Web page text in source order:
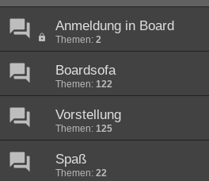
Anmeldung in Board
Themen: 2
Boardsofa
Themen: 122
Vorstellung
Themen: 125
Spaß
Themen: 22